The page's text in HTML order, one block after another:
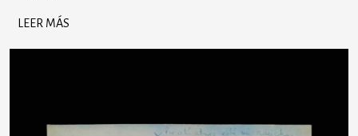
LEER MÁS